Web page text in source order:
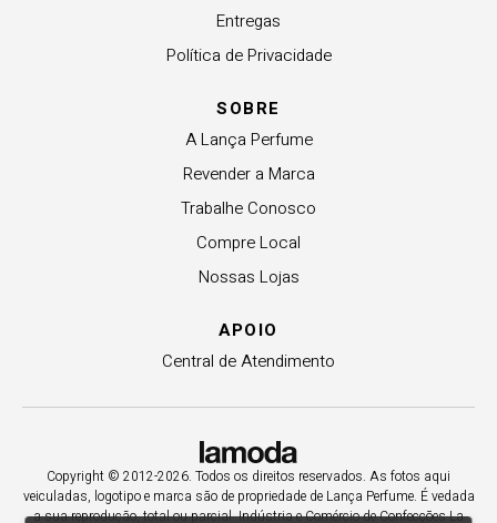
Entregas
Política de Privacidade
SOBRE
A Lança Perfume
Revender a Marca
Trabalhe Conosco
Compre Local
Nossas Lojas
APOIO
Central de Atendimento
Copyright © 2012-2026. Todos os direitos reservados. As fotos aqui
veiculadas, logotipo e marca são de propriedade de Lança Perfume. É vedada
a sua reprodução, total ou parcial. Indústria e Comércio de Confecções La